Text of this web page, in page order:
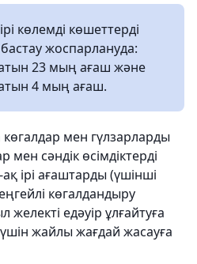
көлемді көшеттерді
жоспарлануда:
23 мың ағаш және
4 мың ағаш.
мен гүлзарларды
мен сәндік өсімдіктерді
ірі ағаштарды (үшінші
көгалдандыру
едәуір ұлғайтуға
жайлы жағдай жасауға